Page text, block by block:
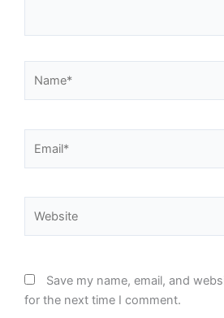
Save my name, email, and
for the next time I comment.